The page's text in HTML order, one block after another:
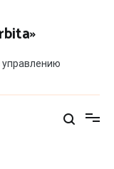
управлению